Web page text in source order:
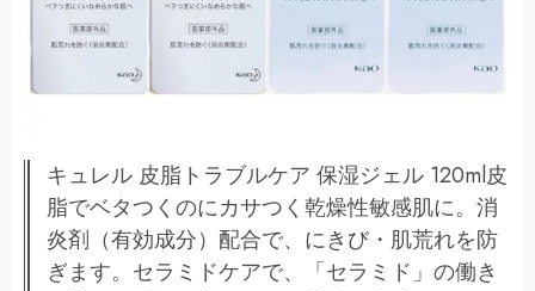
キュレル 皮脂トラブルケア 保湿ジェル 120ml皮
脂でベタつくのにカサつく乾燥性敏感肌に。消
炎剤（有効成分）配合で、にきび・肌荒れを防
ぎます。セラミドケアで、「セラミド」の働き